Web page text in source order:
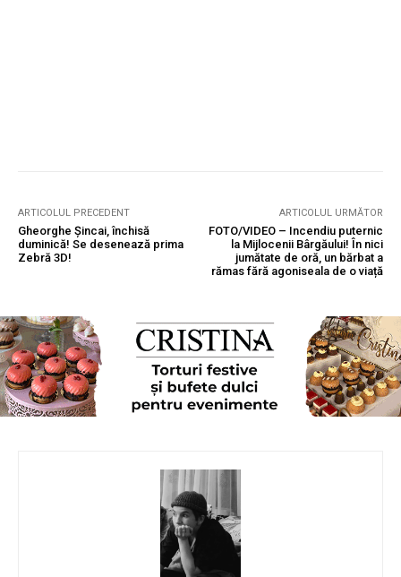
ARTICOLUL PRECEDENT
Gheorghe Șincai, închisă
duminică! Se desenează prima
Zebră 3D!
ARTICOLUL URMĂTOR
FOTO/VIDEO – Incendiu puternic
la Mijlocenii Bârgăului! În nici
jumătate de oră, un bărbat a
rămas fără agoniseala de o viață